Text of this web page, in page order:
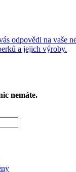
odpovědi na vaše
a jejich výroby.
nemáte.